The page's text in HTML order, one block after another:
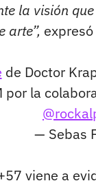
la visión
arte”, expresó
de Doctor
por la
— Sebas
viene a